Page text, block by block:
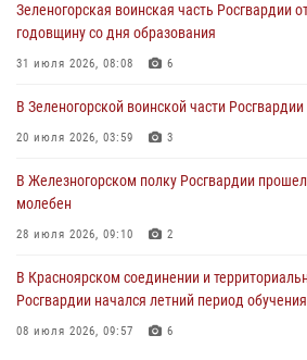
31 июля 2026, 08:08
В Красноярске сотрудниками Росгвардии
31 июля 2026, 01:55
Зеленогорская воинская часть Росгвардии
годовщину со дня образования
31 июля 2026, 08:08 6
В Зеленогорской воинской части
20 июля 2026, 03:59 3
В Железногорском полку Росгвардии
молебен
28 июля 2026, 09:10 2
В Красноярском соединении и
Росгвардии начался летний период обучения
08 июля 2026, 09:57 6